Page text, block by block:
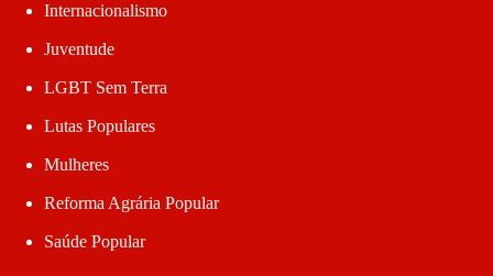
Internacionalismo
Juventude
LGBT Sem Terra
Lutas Populares
Mulheres
Reforma Agrária Popular
Saúde Popular